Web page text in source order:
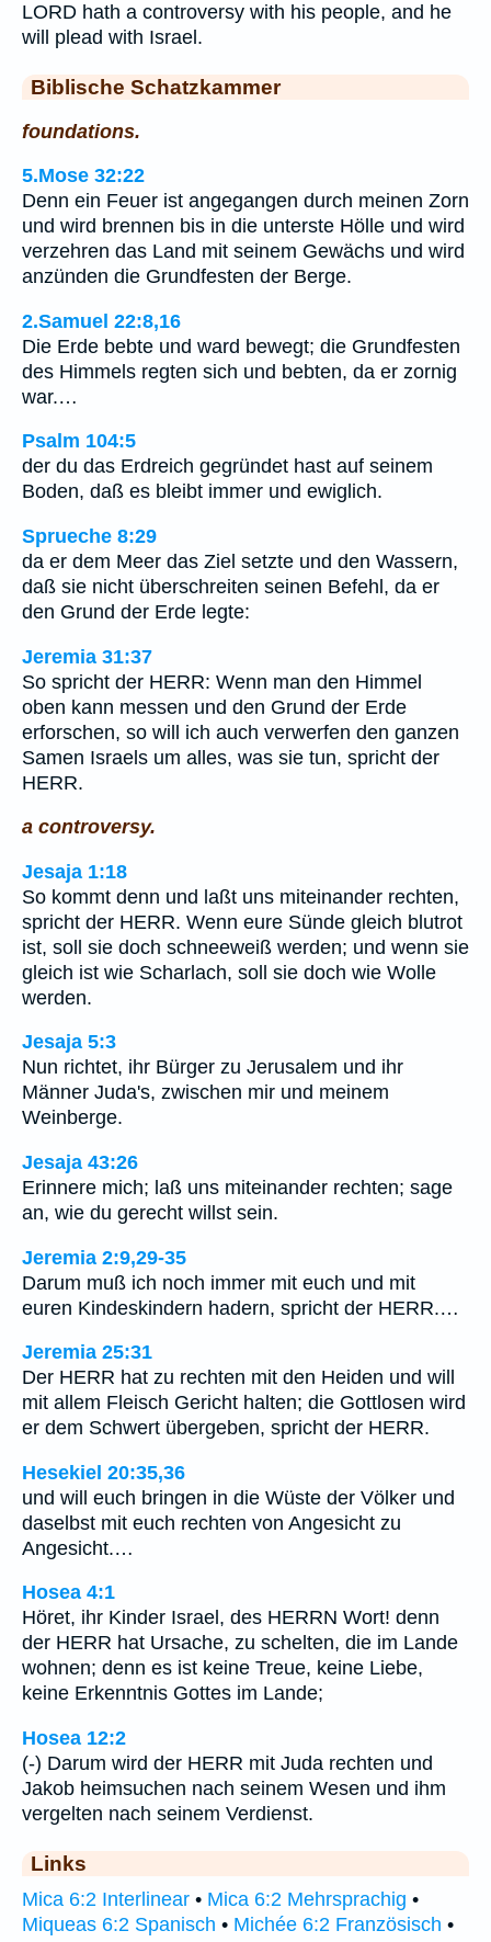
LORD hath a controversy with his people, and he
will plead with Israel.
Biblische Schatzkammer
foundations.
5.Mose 32:22
Denn ein Feuer ist angegangen durch meinen Zorn
und wird brennen bis in die unterste Hölle und wird
verzehren das Land mit seinem Gewächs und wird
anzünden die Grundfesten der Berge.
2.Samuel 22:8,16
Die Erde bebte und ward bewegt; die Grundfesten
des Himmels regten sich und bebten, da er zornig
war.…
Psalm 104:5
der du das Erdreich gegründet hast auf seinem
Boden, daß es bleibt immer und ewiglich.
Sprueche 8:29
da er dem Meer das Ziel setzte und den Wassern,
daß sie nicht überschreiten seinen Befehl, da er
den Grund der Erde legte:
Jeremia 31:37
So spricht der HERR: Wenn man den Himmel
oben kann messen und den Grund der Erde
erforschen, so will ich auch verwerfen den ganzen
Samen Israels um alles, was sie tun, spricht der
HERR.
a controversy.
Jesaja 1:18
So kommt denn und laßt uns miteinander rechten,
spricht der HERR. Wenn eure Sünde gleich blutrot
ist, soll sie doch schneeweiß werden; und wenn sie
gleich ist wie Scharlach, soll sie doch wie Wolle
werden.
Jesaja 5:3
Nun richtet, ihr Bürger zu Jerusalem und ihr
Männer Juda's, zwischen mir und meinem
Weinberge.
Jesaja 43:26
Erinnere mich; laß uns miteinander rechten; sage
an, wie du gerecht willst sein.
Jeremia 2:9,29-35
Darum muß ich noch immer mit euch und mit
euren Kindeskindern hadern, spricht der HERR.…
Jeremia 25:31
Der HERR hat zu rechten mit den Heiden und will
mit allem Fleisch Gericht halten; die Gottlosen wird
er dem Schwert übergeben, spricht der HERR.
Hesekiel 20:35,36
und will euch bringen in die Wüste der Völker und
daselbst mit euch rechten von Angesicht zu
Angesicht.…
Hosea 4:1
Höret, ihr Kinder Israel, des HERRN Wort! denn
der HERR hat Ursache, zu schelten, die im Lande
wohnen; denn es ist keine Treue, keine Liebe,
keine Erkenntnis Gottes im Lande;
Hosea 12:2
(-) Darum wird der HERR mit Juda rechten und
Jakob heimsuchen nach seinem Wesen und ihm
vergelten nach seinem Verdienst.
Links
Mica 6:2 Interlinear • Mica 6:2 Mehrsprachig •
Miqueas 6:2 Spanisch • Michée 6:2 Französisch •